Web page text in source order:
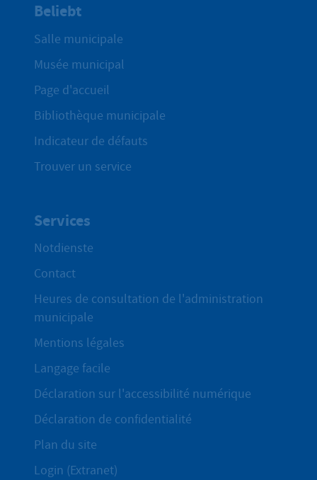
Beliebt
Salle municipale
Musée municipal
Page d'accueil
Bibliothèque municipale
Indicateur de défauts
Trouver un service
Services
Notdienste
Contact
Heures de consultation de l'administration
municipale
Mentions légales
Langage facile
Déclaration sur l'accessibilité numérique
Déclaration de confidentialité
Plan du site
Login (Extranet)